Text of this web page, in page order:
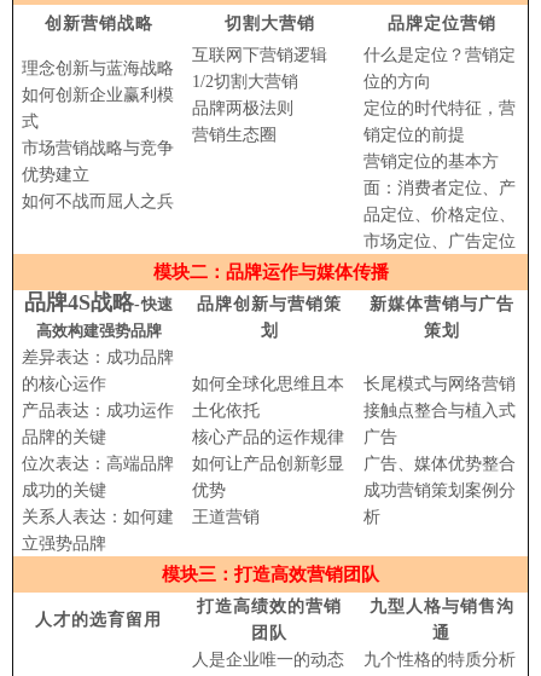
创新营销战略 切割大营销 品牌定位营销
理念创新与蓝海战略
如何创新企业赢利模
式
市场营销战略与竞争
优势建立
如何不战而屈人之兵
互联网下营销逻辑
1/2切割大营销
品牌两极法则
营销生态圈
什么是定位？营销定
位的方向
定位的时代特征，营
销定位的前提
营销定位的基本方
面：消费者定位、产
品定位、价格定位、
市场定位、广告定位
模块二：品牌运作与媒体传播
品牌4S战略-快速
高效构建强势品牌
品牌创新与营销策
划
新媒体营销与广告
策划
差异表达：成功品牌
的核心运作
产品表达：成功运作
品牌的关键
位次表达：高端品牌
成功的关键
关系人表达：如何建
立强势品牌
如何全球化思维且本
土化依托
核心产品的运作规律
如何让产品创新彰显
优势
王道营销
长尾模式与网络营销
接触点整合与植入式
广告
广告、媒体优势整合
成功营销策划案例分
析
模块三：打造高效营销团队
人才的选育留用
打造高绩效的营销
团队
九型人格与销售沟
通
人是企业唯一的动态
九个性格的特质分析